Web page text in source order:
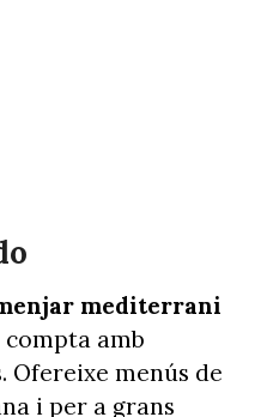
mediterrani
amb
Ofereixe menús de
i per a grans